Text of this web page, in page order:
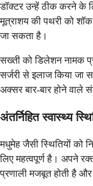
डॉक्टर उन्हें ठीक करने के
मूत्राशय की पथरी को शॉक
जा सकता है।
सख्ती को डिलेशन नामक
सर्जरी से इलाज किया
अक्सर बार-बार होने वाले
अंतर्निहित स्वास्थ्य
मधुमेह जैसी स्थितियों को
लिए महत्वपूर्ण है। अपने
प्रणाली मजबूत होती है और